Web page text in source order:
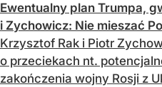
Ewentualny plan Trumpa,
i Zychowicz: Nie mieszać
Krzysztof Rak i Piotr
o przeciekach nt.
zakończenia wojny Rosji z